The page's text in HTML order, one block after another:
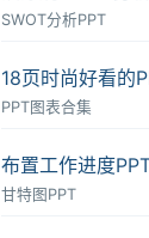
SWOT分析PPT
18页时尚好看的
PPT图表合集
布置工作进度
甘特图PPT